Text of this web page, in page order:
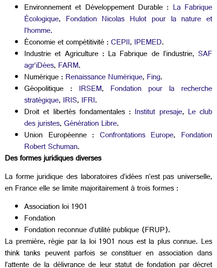
Environnement et Développement Durable : La Fabrique
Écologique, Fondation Nicolas Hulot pour la nature et
l’homme.
Économie et compétitivité :CEPII,IPEMED.
Industrie et Agriculture : La Fabrique de l’industrie, SAF
agr’iDées,FARM.
Numérique :Renaissance Numérique,Fing.
Géopolitique : IRSEM, Fondation pour la recherche
stratégique,IRIS,IFRI.
Droit et libertés fondamentales : Institut presaje, Le club
des juristes,Génération Libre.
Union Européenne : Confrontations Europe, Fondation
Robert Schuman.
Des formes juridiques diverses
La forme juridique des laboratoires d’idées n’est pas universelle,
en France elle se limite majoritairement à trois formes :
Association loi 1901
Fondation
Fondation reconnue d’utilité publique (FRUP).
La première, régie par la loi 1901 nous est la plus connue. Les
think tanks peuvent parfois se constituer en association dans